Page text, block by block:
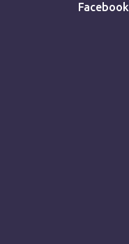
Facebook